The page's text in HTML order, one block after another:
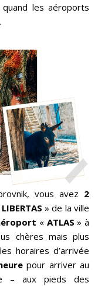
les aéroports
vous avez 2
LIBERTAS » de la ville
« ATLAS » à
chères mais plus
horaires d’arrivée
pour arriver au
– aux pieds des